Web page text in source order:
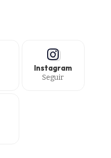
Instagram
Seguir